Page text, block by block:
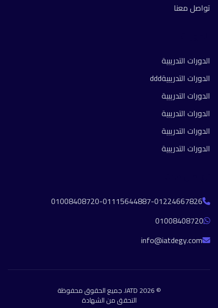
تواصل معنا
الدورات التدريبية
الدورات التدريبيةddd
الدورات التدريبية
الدورات التدريبية
الدورات التدريبية
الدورات التدريبية
01008408720-01115644887-01224667826
01008408720
info@iatdegy.com
© 2026 IATD. جميع الحقوق محفوظة
التحقق من الشهادة